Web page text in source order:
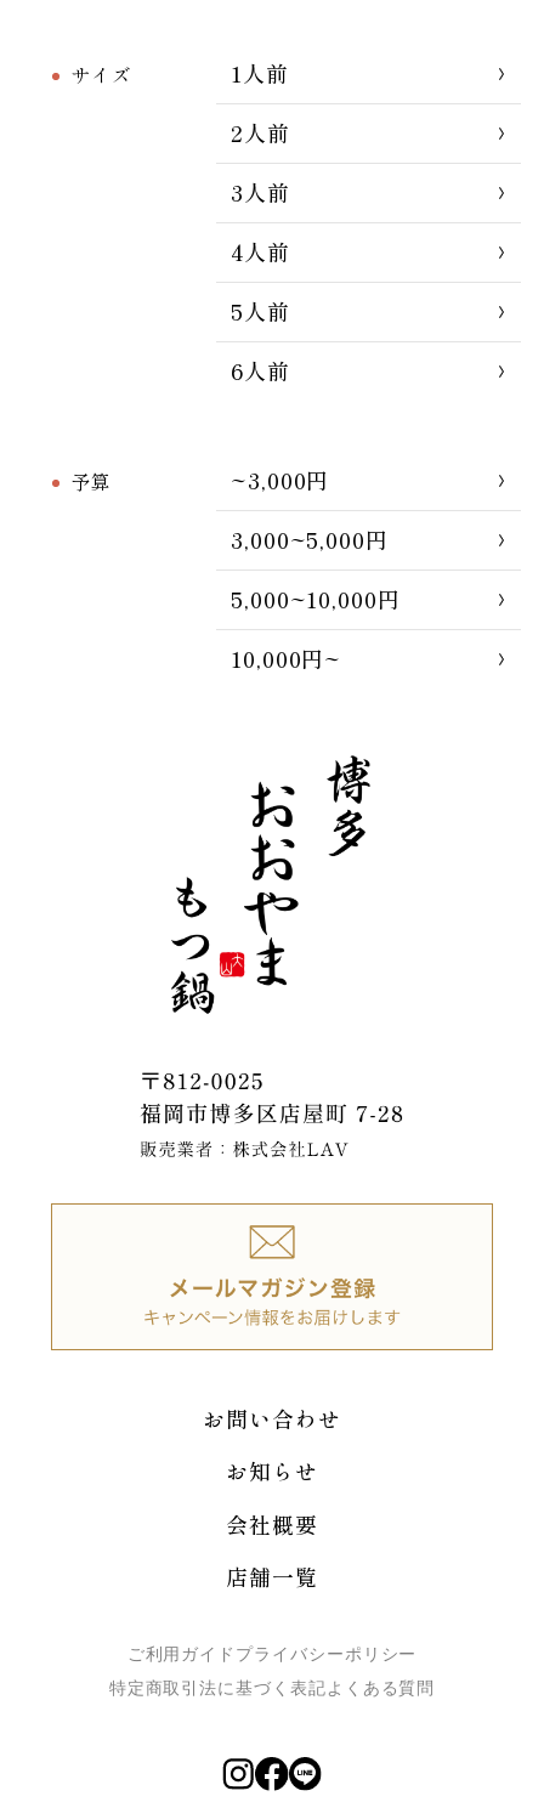
サイズ
1人前
2人前
3人前
4人前
5人前
6人前
予算
~3,000円
3,000~5,000円
5,000~10,000円
10,000円~
お問い合わせ
お知らせ
会社概要
店舗一覧
ご利用ガイド プライバシーポリシー
特定商取引法に基づく表記よくある質問